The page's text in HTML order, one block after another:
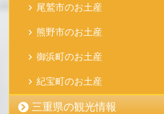
尾鷲市のお土産
熊野市のお土産
御浜町のお土産
紀宝町のお土産
三重県の観光情報